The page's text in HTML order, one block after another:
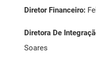
Diretor Financeiro:
Diretora De
Soares